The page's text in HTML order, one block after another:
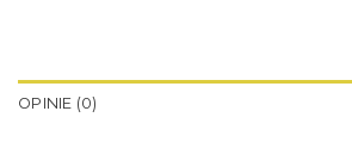
OPINIE (0)